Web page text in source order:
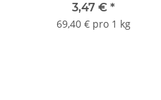
3,47 € *
69,40 € pro 1 kg